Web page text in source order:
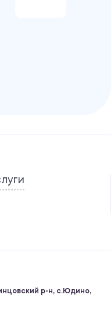
р-н, с.Юдино,